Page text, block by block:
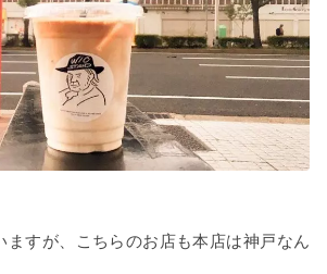
ますが、こちらのお店も本店は神戸なん